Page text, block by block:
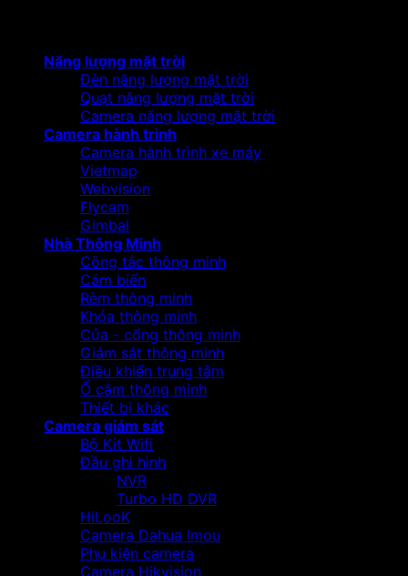
Năng lượng mặt trời
Đèn năng lượng mặt trời
Quạt năng lượng mặt trời
Camera năng lượng mặt trời
Camera hành trình
Camera hành trình xe máy
Vietmap
Webvision
Flycam
Gimbal
Nhà Thông Minh
Công tắc thông minh
Cảm biến
Rèm thông minh
Khóa thông minh
Cửa - cổng thông minh
Giám sát thông minh
Điều khiển trung tâm
Ổ cắm thông minh
Thiết bị khác
Camera giám sát
Bộ Kit Wifi
Đầu ghi hình
NVR
Turbo HD DVR
HiLooK
Camera Dahua Imou
Phụ kiện camera
Camera Hikvision